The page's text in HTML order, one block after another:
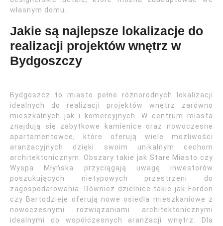
własnym domu.
Jakie są najlepsze lokalizacje do
realizacji projektów wnętrz w
Bydgoszczy
Bydgoszcz to miasto pełne różnorodnych lokalizacji
idealnych do realizacji projektów wnętrz zarówno
mieszkalnych jak i komercyjnych. W centrum miasta
znajdują się zabytkowe kamienice oraz nowoczesne
apartamentowce, które oferują wiele możliwości
aranżacyjnych dzięki swoim unikalnym cechom
architektonicznym. Obszary takie jak Stare Miasto czy
Wyspa Młyńska przyciągają uwagę inwestorów
poszukujących nietypowych przestrzeni do
zagospodarowania. Również dzielnice takie jak Fordon
czy Bartodzieje oferują nowe osiedla mieszkaniowe z
nowoczesnymi rozwiązaniami architektonicznymi
idealnymi do współczesnych aranżacji wnętrz. Dla